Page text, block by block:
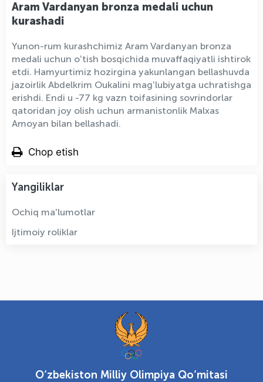
Aram Vardanyan bronza medali uchun
kurashadi
Yunon-rum kurashchimiz Aram Vardanyan bronza
medali uchun oʻtish bosqichida muvaffaqiyatli ishtirok
etdi. Hamyurtimiz hozirgina yakunlangan bellashuvda
jazoirlik Abdelkrim Oukalini magʻlubiyatga uchratishga
erishdi. Endi u -77 kg vazn toifasining sovrindorlar
qatoridan joy olish uchun armanistonlik Malxas
Amoyan bilan bellashadi.
Chop etish
Yangiliklar
Ochiq ma'lumotlar
Ijtimoiy roliklar
O‘zbekiston Milliy Olimpiya Qo‘mitasi